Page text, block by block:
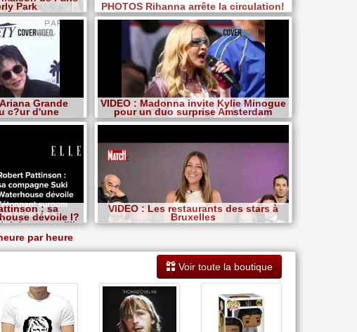
Park
Grande
c?ur d'une
PHOTOS Rihanna arrête la circulation!
VIDEO : Madonna invite Kylie Minogue
pour un duo surprise Amsterdam
: sa
dévoile l?
donne sa fille
VIDEO : Les restaurants des stars à
Bruxelles
par heure
Voir toute la boutique